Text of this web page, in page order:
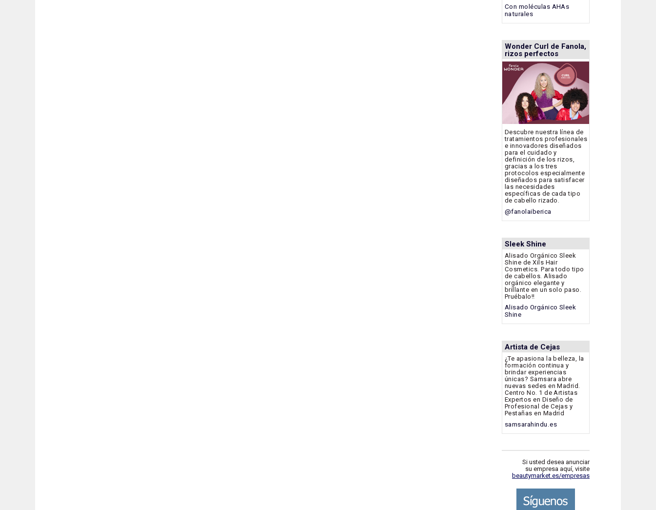
Con moléculas AHAs
naturales
Wonder Curl de Fanola,
rizos perfectos
Descubre nuestra línea de
tratamientos profesionales
e innovadores diseñados
para el cuidado y
definición de los rizos,
gracias a los tres
protocolos especialmente
diseñados para satisfacer
las necesidades
específicas de cada tipo
de cabello rizado.
@fanolaiberica
Sleek Shine
Alisado Orgánico Sleek
Shine de Xils Hair
Cosmetics. Para todo tipo
de cabellos. Alisado
orgánico elegante y
brillante en un solo paso.
Pruébalo!!
Alisado Orgánico Sleek
Shine
Artista de Cejas
¿Te apasiona la belleza, la
formación continua y
brindar experiencias
únicas? Samsara abre
nuevas sedes en Madrid.
Centro No. 1 de Artistas
Expertos en Diseño de
Profesional de Cejas y
Pestañas en Madrid
samsarahindu.es
Si usted desea anunciar
su empresa aquí, visite
beautymarket.es/empresas